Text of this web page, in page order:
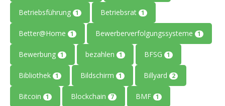
Betriebsführung 1 Betriebsrat 1
Better@Home 1 Bewerberverfolgungssysteme 1
Bewerbung 1 bezahlen 1 BFSG 1
Bibliothek 1 Bildschirm 1 Billyard 2
Bitcoin 1 Blockchain 7 BMF 1